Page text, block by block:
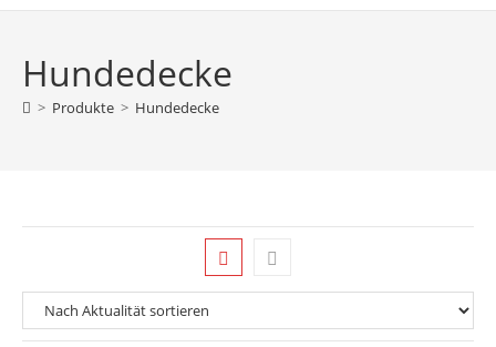
Hundedecke
> Produkte > Hundedecke